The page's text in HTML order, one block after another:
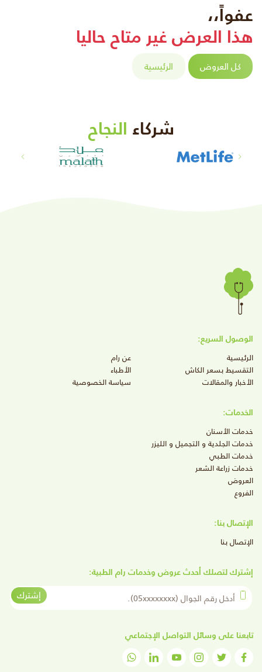
عفواً،،
هذا العرض غير متاح حاليا
كل العروض الرئيسية
شركاء النجاح
الوصول السريع:
الرئيسية
عن رام
التقسيط بسعر الكاش
الأطباء
الأخبار والمقالات
سياسة الخصوصية
الخدمات:
خدمات الأسنان
خدمات الجلدية و التجميل و الليزر
خدمات الطبي
خدمات زراعة الشعر
العروض
الفروع
الإتصال بنا:
الإتصال بنا
إشترك لتصلك أحدث عروض وخدمات رام الطبية:
أدخل رقم الجوال
إشترك
تابعنا على وسائل التواصل الإجتماعي